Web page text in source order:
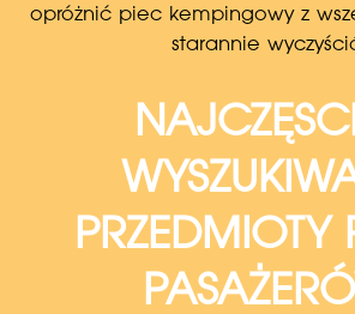
opróżnić piec kempingowy z
starannie
PRZEDMIOTY